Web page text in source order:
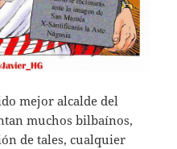
mejor alcalde del
muchos bilbaínos,
de tales, cualquier